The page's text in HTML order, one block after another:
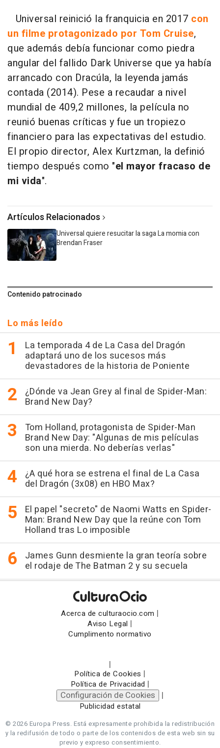
Universal reinició la franquicia en 2017 con
un filme protagonizado por Tom Cruise,
que además debía funcionar como piedra
angular del fallido Dark Universe que ya había
arrancado con Dracúla, la leyenda jamás
contada (2014). Pese a recaudar a nivel
mundial de 409,2 millones, la película no
reunió buenas críticas y fue un tropiezo
financiero para las expectativas del estudio.
El propio director, Alex Kurtzman, la definió
tiempo después como "el mayor fracaso de
mi vida".
Artículos Relacionados
Universal quiere resucitar la saga La momia con
Brendan Fraser
Contenido patrocinado
Lo más leído
La temporada 4 de La Casa del Dragón
adaptará uno de los sucesos más
devastadores de la historia de Poniente
¿Dónde va Jean Grey al final de Spider-Man:
Brand New Day?
Tom Holland, protagonista de Spider-Man
Brand New Day: "Algunas de mis películas
son una mierda. No deberías verlas"
¿A qué hora se estrena el final de La Casa
del Dragón (3x08) en HBO Max?
El papel "secreto" de Naomi Watts en Spider-
Man: Brand New Day que la reúne con Tom
Holland tras Lo imposible
James Gunn desmiente la gran teoría sobre
el rodaje de The Batman 2 y su secuela
Acerca de culturaocio.com |
Aviso Legal |
Cumplimento normativo
|
Política de Cookies |
Política de Privacidad |
Configuración de Cookies |
Publicidad estatal
© 2026 Europa Press. Está expresamente prohibida la redistribución
y la redifusión de todo o parte de los contenidos de esta web sin su
previo y expreso consentimiento.